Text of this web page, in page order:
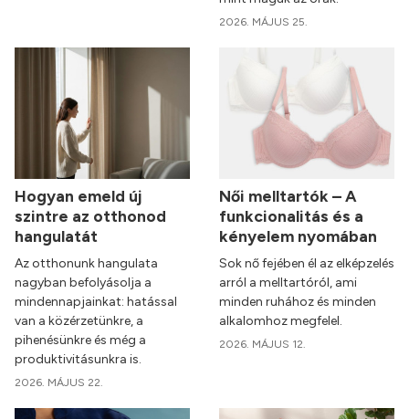
2026. MÁJUS 25.
Hogyan emeld új
szintre az otthonod
hangulatát
Az otthonunk hangulata
nagyban befolyásolja a
mindennapjainkat: hatással
van a közérzetünkre, a
pihenésünkre és még a
produktivitásunkra is.
2026. MÁJUS 22.
Női melltartók – A
funkcionalitás és a
kényelem nyomában
Sok nő fejében él az elképzelés
arról a melltartóról, ami
minden ruhához és minden
alkalomhoz megfelel.
2026. MÁJUS 12.